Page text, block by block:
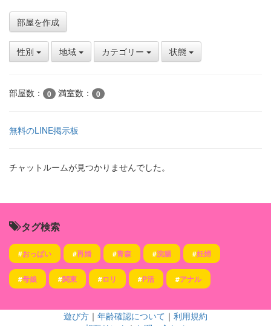
部屋を作成
性別 地域 カテゴリー 状態
部屋数： 0 満室数： 0
無料のLINE掲示板
チャットルームが見つかりませんでした。
タグ検索
#おっぱい #再婚 #青森 #浣腸 #妊婦
#母娘 #関東 #ロリ #P活 #アナル
遊び方 ｜ 年齢確認について ｜ 利用規約